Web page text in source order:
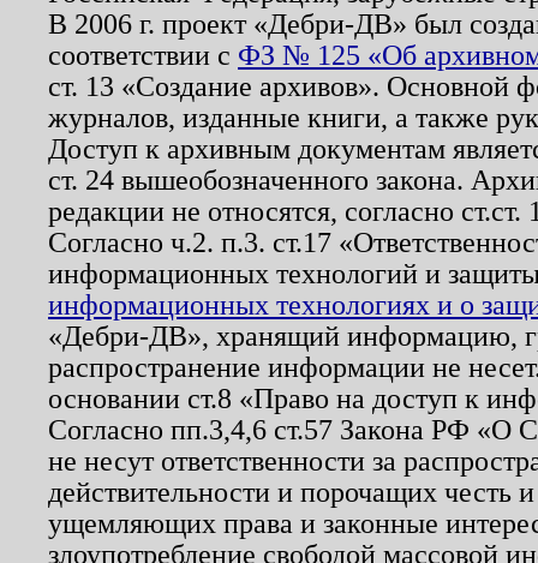
В 2006 г. проект «Дебри-ДВ» был
соответствии с ФЗ № 125 «Об
ст. 13 «Создание архивов». Основной
журналов, изданные книги, а также
Доступ к архивным документам
ст. 24 вышеобозначенного закона.
редакции не относятся, согласно
Согласно ч.2. п.3. ст.17
информационных технологий и
информационных технологиях и о
«Дебри-ДВ», хранящий информацию,
распространение информации не
основании ст.8 «Право на доступ к
Согласно пп.3,4,6 ст.57 Закона РФ «О
не несут ответственности за
действительности и порочащих честь
ущемляющих права и законные
злоупотребление свободой массовой